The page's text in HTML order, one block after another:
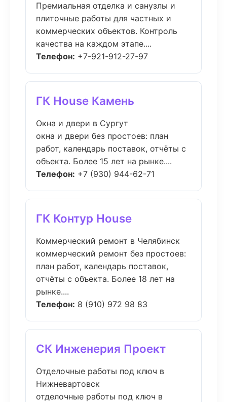
Премиальная отделка и санузлы и
плиточные работы для частных и
коммерческих объектов. Контроль
качества на каждом этапе....
Телефон: +7-921-912-27-97
ГК House Камень
Окна и двери в Сургут
окна и двери без простоев: план
работ, календарь поставок, отчёты с
объекта. Более 15 лет на рынке....
Телефон: +7 (930) 944-62-71
ГК Контур House
Коммерческий ремонт в Челябинск
коммерческий ремонт без простоев:
план работ, календарь поставок,
отчёты с объекта. Более 18 лет на
рынке....
Телефон: 8 (910) 972 98 83
СК Инженерия Проект
Отделочные работы под ключ в
Нижневартовск
отделочные работы под ключ в